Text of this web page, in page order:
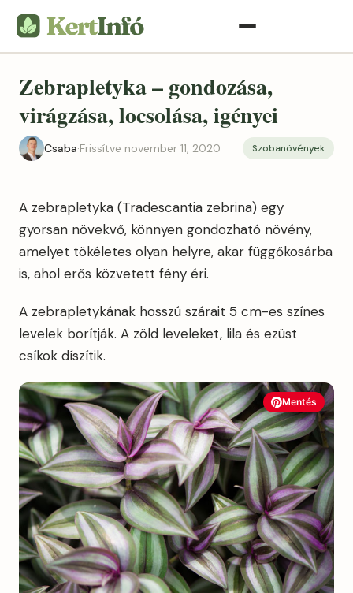
Zebrapletyka – gondozása,
virágzása, locsolása, igényei
Csaba·Frissítve november 11, 2020 Szobanövények
A zebrapletyka (Tradescantia zebrina) egy
gyorsan növekvő, könnyen gondozható növény,
amelyet tökéletes olyan helyre, akar függőkosárba
is, ahol erős közvetett fény éri.
A zebrapletykának hosszú szárait 5 cm-es színes
levelek borítják. A zöld leveleket, lila és ezüst
csíkok díszítik.
Mentés